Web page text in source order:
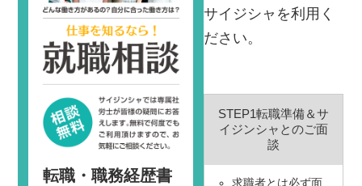
サイジシャを利用く
ださい。
STEP1転職準備＆サ
イジンシャ とのご面
談
求職者とは必ず面
転職・職務経歴書